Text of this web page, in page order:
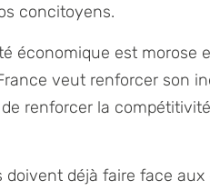
concitoyens.
économique est morose
veut renforcer son
renforcer la
déjà faire face aux